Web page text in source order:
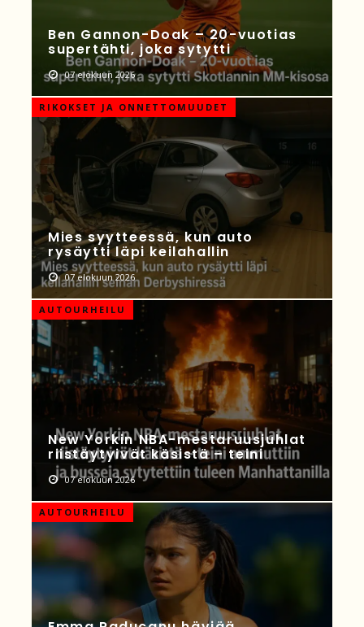
Ben Gannon-Doak – 20-vuotias
supertähti, joka sytytti
07 elokuun 2026
RIKOKSET JA ONNETTOMUUDET
Mies syytteessä, kun auto
rysäytti läpi keilahallin
07 elokuun 2026
AUTOURHEILU
New Yorkin NBA-mestaruusjuhlat
riistäytyivät käsistä – teini
07 elokuun 2026
AUTOURHEILU